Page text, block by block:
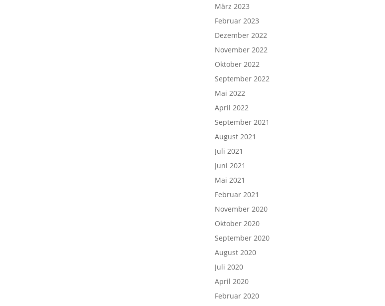
März 2023
Februar 2023
Dezember 2022
November 2022
Oktober 2022
September 2022
Mai 2022
April 2022
September 2021
August 2021
Juli 2021
Juni 2021
Mai 2021
Februar 2021
November 2020
Oktober 2020
September 2020
August 2020
Juli 2020
April 2020
Februar 2020